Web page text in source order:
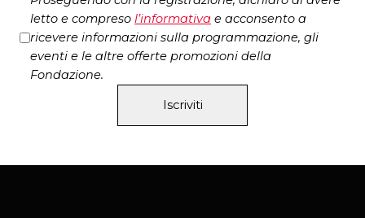
letto e compreso l’informativa e acconsento a
ricevere informazioni sulla programmazione, gli
eventi e le altre offerte promozioni della
Fondazione.
Iscriviti